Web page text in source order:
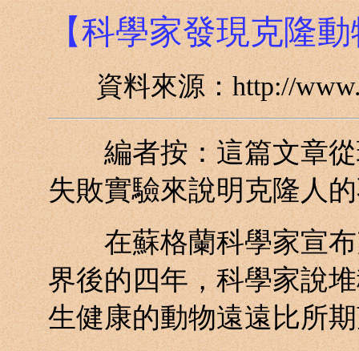
【科學家發現克隆
資料來源：http://
編者按：這篇文章從
失敗實驗來說明克隆人
在蘇格蘭科學家宣布
界後的四年，科學家說
生健康的動物遠遠比所